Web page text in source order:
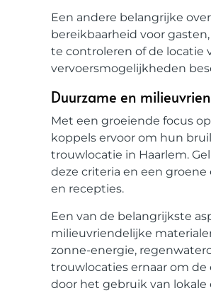
Een andere belangrijke
bereikbaarheid voor
te controleren of de locatie
vervoersmogelijkheden
Duurzame en
Met een groeiende focus
koppels ervoor om hun
trouwlocatie in Haarlem.
deze criteria en een
en recepties.
Een van de belangrijkste
milieuvriendelijke
zonne-energie,
trouwlocaties ernaar om
door het gebruik van